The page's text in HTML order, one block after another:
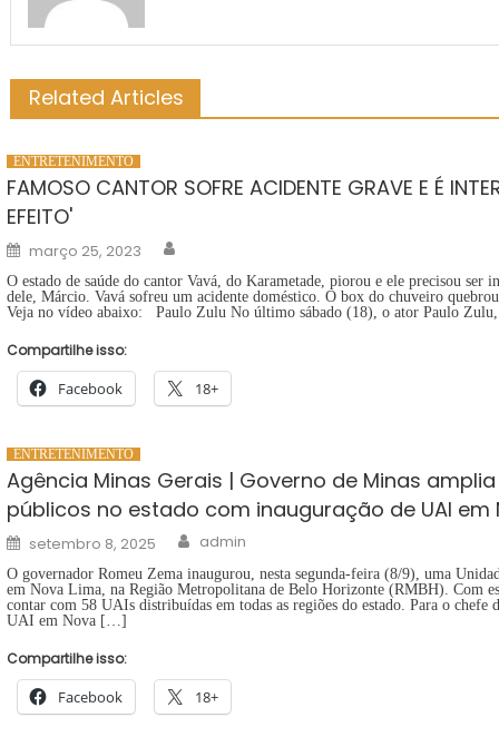
Related Articles
ENTRETENIMENTO
FAMOSO CANTOR SOFRE ACIDENTE GRAVE E É
EFEITO'
Posted
on
março 25, 2023
O estado de saúde do cantor Vavá, do Karametade, piorou e ele precisou ser
dele, Márcio. Vavá sofreu um acidente doméstico. O box do chuveiro
Veja no vídeo abaixo: Paulo Zulu No último sábado (18), o ator Paulo
Compartilhe isso:
Facebook 18+
ENTRETENIMENTO
Agência Minas Gerais | Governo de Minas
públicos no estado com inauguração de UAI em
Posted
on
setembro 8, 2025 Author
admin
O governador Romeu Zema inaugurou, nesta segunda-feira (8/9), uma
em Nova Lima, na Região Metropolitana de Belo Horizonte (RMBH). Com
contar com 58 UAIs distribuídas em todas as regiões do estado. Para o chefe
UAI em Nova […]
Compartilhe isso:
Facebook 18+